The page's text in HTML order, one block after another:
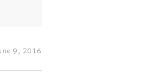
9, 2016